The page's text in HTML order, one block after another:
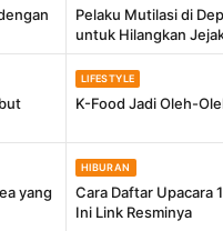
Pelaku Mutilasi di
untuk Hilangkan
LIFESTYLE
K-Food Jadi Oleh-
yang
HIBURAN
Cara Daftar Upacara
Ini Link Resminya